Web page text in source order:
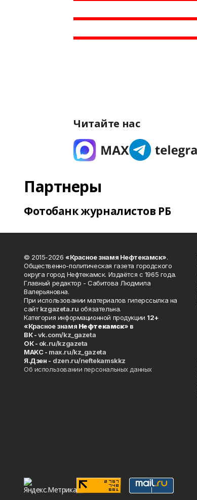
Читайте нас
Партнеры
Фотобанк журналистов РБ
© 2015-2026 «Красное знамя Нефтекамск».
Общественно-политическая газета городского
округа город Нефтекамск. Издаётся с 1965 года.
Главный редактор - Сабитова Людмила
Валерьяновна.
При использовании материалов гиперссылка на
сайтkzgazeta.ru обязательна.
Категория информационной продукции 12+
«Красное знамя Нефтекамск» в
ВК -vk.com/kz_gazeta
ОК - ok.ru/kzgazeta
MAKC - max.ru/kz_gazeta
Я.Дзен - dzen.ru/neftekamskkz
Об использовании персональных данных